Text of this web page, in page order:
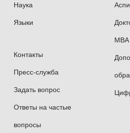
агентство по
и продвижению
экономический
исследовательская
стажировка
Наука
Языки
Контакты
Пресс-служба
Задать вопрос
Ответы на частые
вопросы